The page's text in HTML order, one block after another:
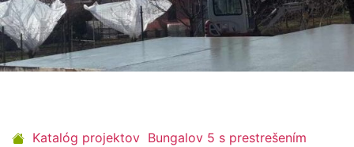
Katalóg projektov Bungalov 5 s prestrešením